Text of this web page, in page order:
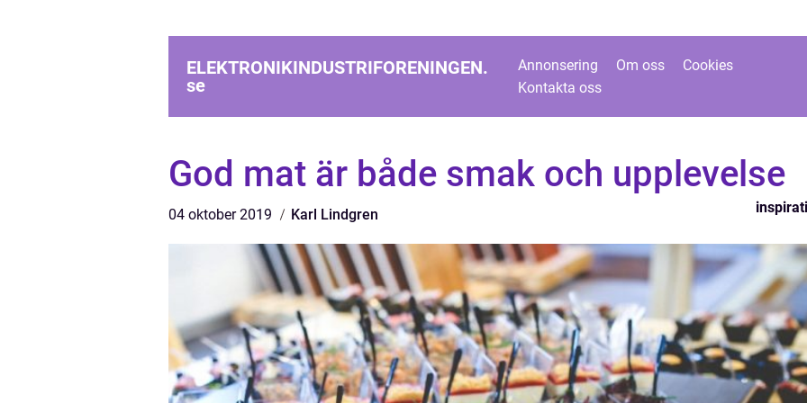
ELEKTRONIKINDUSTRIFORENINGEN.
se
Annonsering Om oss
Cookies
Kontakta oss
God mat är både smak och upplevelse
04 oktober 2019 Karl Lindgren